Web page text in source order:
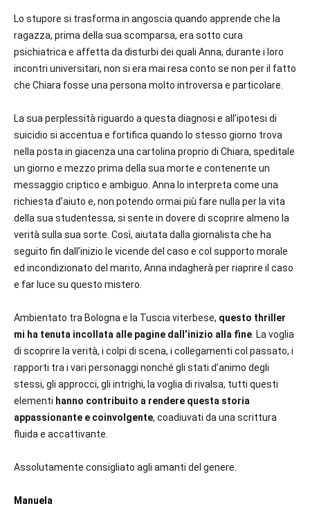
Lo stupore si trasforma in angoscia quando apprende che la
ragazza, prima della sua scomparsa, era sotto cura
psichiatrica e affetta da disturbi dei quali Anna, durante i loro
incontri universitari, non si era mai resa conto se non per il fatto
che Chiara fosse una persona molto introversa e particolare.
La sua perplessità riguardo a questa diagnosi e all’ipotesi di
suicidio si accentua e fortifica quando lo stesso giorno trova
nella posta in giacenza una cartolina proprio di Chiara, speditale
un giorno e mezzo prima della sua morte e contenente un
messaggio criptico e ambiguo. Anna lo interpreta come una
richiesta d’aiuto e, non potendo ormai più fare nulla per la vita
della sua studentessa, si sente in dovere di scoprire almeno la
verità sulla sua sorte. Così, aiutata dalla giornalista che ha
seguito fin dall’inizio le vicende del caso e col supporto morale
ed incondizionato del marito, Anna indagherà per riaprire il caso
e far luce su questo mistero.
Ambientato tra Bologna e la Tuscia viterbese, questo thriller
mi ha tenuta incollata alle pagine dall’inizio alla fine . La voglia
di scoprire la verità, i colpi di scena, i collegamenti col passato, i
rapporti tra i vari personaggi nonché gli stati d’animo degli
stessi, gli approcci, gli intrighi, la voglia di rivalsa, tutti questi
elementi hanno contribuito a rendere questa storia
appassionante e coinvolgente, coadiuvati da una scrittura
fluida e accattivante.
Assolutamente consigliato agli amanti del genere.
Manuela